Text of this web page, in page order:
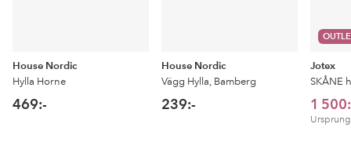
House Nordic
Hylla Horne
469:-
House Nordic
Vägg Hylla, Bamberg
239:-
Jotex
SKÅNE
1